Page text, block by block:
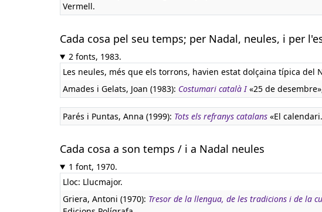
Vermell.
Cada cosa pel seu temps; per Nadal, neules, i per
2 fonts, 1983.
Les neules, més que els torrons, havien estat dolçaina típica
Amades i Gelats, Joan (1983): Costumari català I«25 de
Parés i Puntas, Anna (1999): Tots els refranys catalans «El
Cada cosa a son temps / i a Nadal neules
1 font, 1970.
Lloc: Llucmajor.
Griera, Antoni (1970): Tresor de la llengua, de les tradicions i de la